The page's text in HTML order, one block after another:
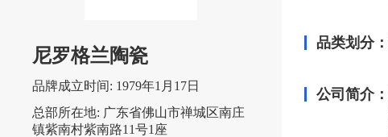
尼罗格兰陶瓷
品牌成立时间: 1979年1月17日
总部所在地: 广东省佛山市禅城区南庄
镇紫南村紫南路11号1座
品类划分：
公司简介：